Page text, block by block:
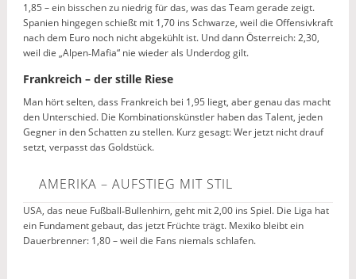
1,85 – ein bisschen zu niedrig für das, was das Team gerade zeigt.
Spanien hingegen schießt mit 1,70 ins Schwarze, weil die Offensivkraft
nach dem Euro noch nicht abgekühlt ist. Und dann Österreich: 2,30,
weil die „Alpen‑Mafia“ nie wieder als Underdog gilt.
Frankreich – der stille Riese
Man hört selten, dass Frankreich bei 1,95 liegt, aber genau das macht
den Unterschied. Die Kombinationskünstler haben das Talent, jeden
Gegner in den Schatten zu stellen. Kurz gesagt: Wer jetzt nicht drauf
setzt, verpasst das Goldstück.
AMERIKA – AUFSTIEG MIT STIL
USA, das neue Fußball‑Bullenhirn, geht mit 2,00 ins Spiel. Die Liga hat
ein Fundament gebaut, das jetzt Früchte trägt. Mexiko bleibt ein
Dauerbrenner: 1,80 – weil die Fans niemals schlafen.